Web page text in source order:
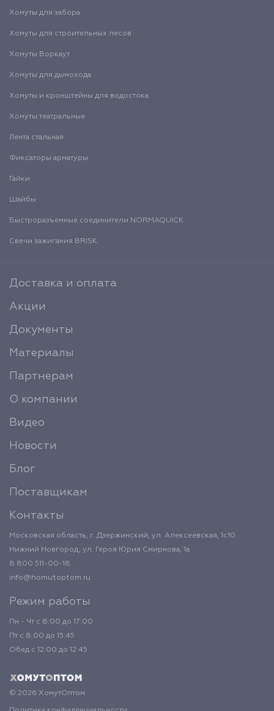
Хомуты для забора
Хомуты для строительных лесов
Хомуты Воркаут
Хомуты для дымохода
Хомуты и кронштейны для водостока
Хомуты театральные
Лента стальная
Фиксаторы арматуры
Гайки
Шайбы
Быстроразъемные соединители NORMAQUICK
Свечи зажигания BRISK
Доставка и оплата
Акции
Документы
Материалы
Партнерам
О компании
Видео
Новости
Блог
Поставщикам
Контакты
Московская область, г. Дзержинский, ул. Алексеевская, 1с10
Нижний Новгород, ул. Героя Юрия Смирнова, 1а
8 800 511-00-18
info@homutoptom.ru
Режим работы
Пн - Чт с 8:00 до 17:00
Пт с 8:00 до 15:45
Обед с 12:00 до 12:45
© 2026 ХомутОптом